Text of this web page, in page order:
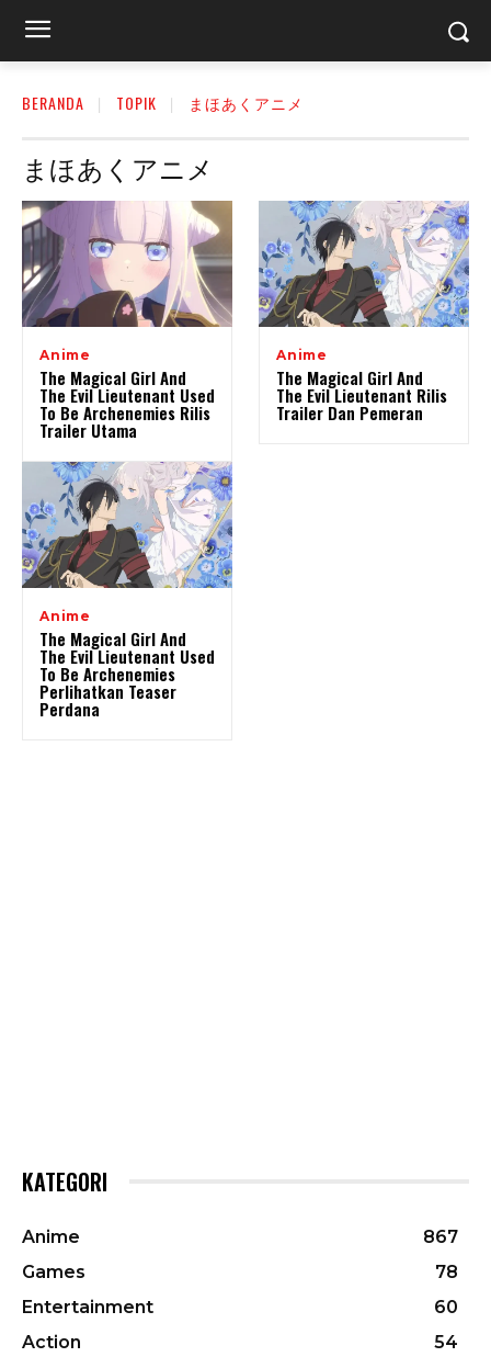
BERANDA TOPIK まほあくアニメ
まほあくアニメ
Anime
The Magical Girl And
The Evil Lieutenant Used
To Be Archenemies Rilis
Trailer Utama
Anime
The Magical Girl And
The Evil Lieutenant Rilis
Trailer Dan Pemeran
Anime
The Magical Girl And
The Evil Lieutenant Used
To Be Archenemies
Perlihatkan Teaser
Perdana
KATEGORI
Anime
867
Games
78
Entertainment
60
Action
54